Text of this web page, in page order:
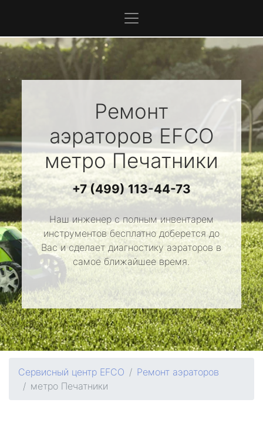
Ремонт
аэраторов EFCO
метро Печатники
+7 (499) 113-44-73
Наш инженер с полным инвентарем
инструментов бесплатно доберется до
Вас и сделает диагностику аэраторов в
самое ближайшее время.
Сервисный центр EFCO
Ремонт аэраторов
метро Печатники